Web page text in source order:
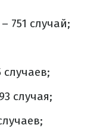
751 случай;
случаев;
случая;